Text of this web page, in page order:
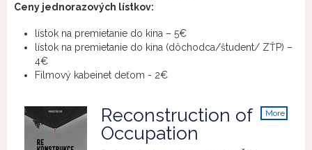
Ceny jednorazových lístkov:
lístok na premietanie do kina – 5€
lístok na premietanie do kina (dôchodca/študent/ ZŤP) –
4€
Filmový kabeinet deťom - 2€
More
Reconstruction of
Occupation